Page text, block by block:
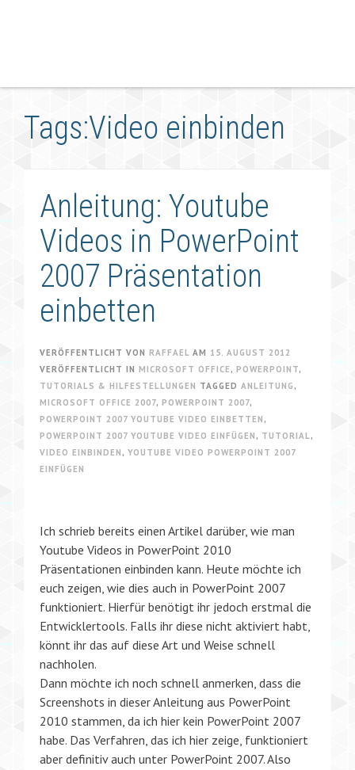
Tags:Video einbinden
Anleitung: Youtube
Videos in PowerPoint
2007 Präsentation
einbetten
VERÖFFENTLICHT VON RAFFAEL AM 15. AUGUST 2012
VERÖFFENTLICHT IN MICROSOFT OFFICE , POWERPOINT,
TUTORIALS & HILFESTELLUNGEN TAGGED ANLEITUNG ,
MICROSOFT OFFICE 2007, POWERPOINT 2007,
POWERPOINT 2007 YOUTUBE VIDEO EINBETTEN ,
POWERPOINT 2007 YOUTUBE VIDEO EINFÜGEN , TUTORIAL,
VIDEO EINBINDEN , YOUTUBE VIDEO POWERPOINT 2007
EINFÜGEN
Ich schrieb bereits einen Artikel darüber, wie man
Youtube Videos in PowerPoint 2010
Präsentationen einbinden kann. Heute möchte ich
euch zeigen, wie dies auch in PowerPoint 2007
funktioniert. Hierfür benötigt ihr jedoch erstmal die
Entwicklertools. Falls ihr diese nicht aktiviert habt,
könnt ihr das auf diese Art und Weise schnell
nachholen.
Dann möchte ich noch schnell anmerken, dass die
Screenshots in dieser Anleitung aus PowerPoint
2010 stammen, da ich hier kein PowerPoint 2007
habe. Das Verfahren, das ich hier zeige, funktioniert
aber definitiv auch unter PowerPoint 2007. Also